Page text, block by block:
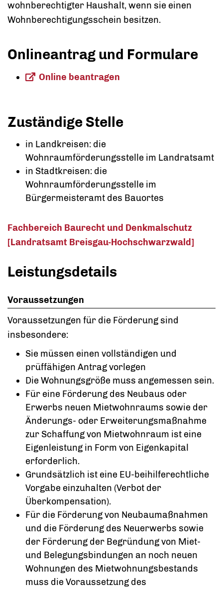
wohnberechtigter Haushalt, wenn sie einen
Wohnberechtigungsschein besitzen.
Onlineantrag und Formulare
Online beantragen
Zuständige Stelle
in Landkreisen: die
Wohnraumförderungsstelle im Landratsamt
in Stadtkreisen: die
Wohnraumförderungsstelle im
Bürgermeisteramt des Bauortes
Fachbereich Baurecht und Denkmalschutz
[Landratsamt Breisgau-Hochschwarzwald]
Leistungsdetails
Voraussetzungen
Voraussetzungen für die Förderung sind
insbesondere:
Sie müssen einen vollständigen und
prüffähigen Antrag vorlegen
Die Wohnungsgröße muss angemessen sein.
Für eine Förderung des Neubaus oder
Erwerbs neuen Mietwohnraums sowie der
Änderungs- oder Erweiterungsmaßnahme
zur Schaffung von Mietwohnraum ist eine
Eigenleistung in Form von Eigenkapital
erforderlich.
Grundsätzlich ist eine EU-beihilferechtliche
Vorgabe einzuhalten (Verbot der
Überkompensation).
Für die Förderung von Neubaumaßnahmen
und die Förderung des Neuerwerbs sowie
der Förderung der Begründung von Miet-
und Belegungsbindungen an noch neuen
Wohnungen des Mietwohnungsbestands
muss die Voraussetzung des